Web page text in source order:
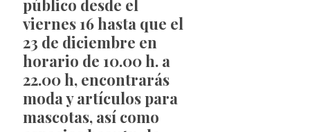
público desde el
viernes 16 hasta que el
23 de diciembre en
horario de 10.00 h. a
22.00 h, encontrarás
moda y artículos para
mascotas, así como